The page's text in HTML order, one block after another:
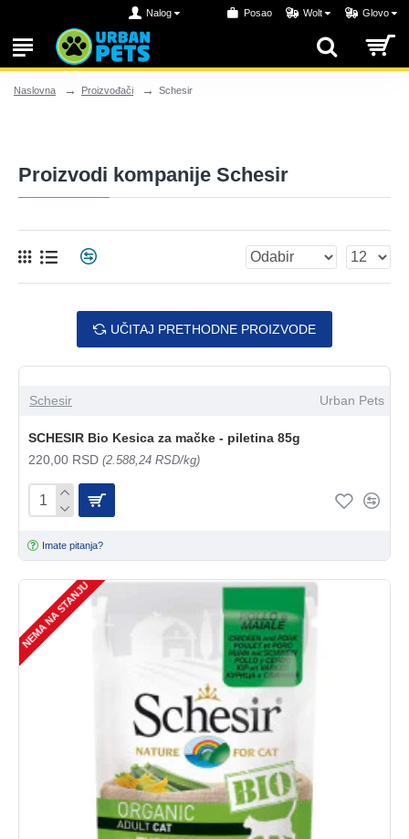
Nalog Posao Wolt Glovo
Naslovna Proizvođači Schesir
Proizvodi kompanije Schesir
UČITAJ PRETHODNE PROIZVODE
Schesir Urban Pets
SCHESIR Bio Kesica za mačke - piletina 85g
220,00 RSD (2.588,24 RSD/kg)
Imate pitanja?
NEMA NA STANJU